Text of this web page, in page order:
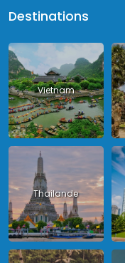
Destinations
Vietnam
Thailande